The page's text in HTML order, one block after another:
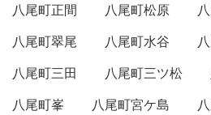
八尾町正間
八尾町松原
八尾町翠尾
八尾町水谷
八尾町三田
八尾町三ツ松
八尾町峯
八尾町宮ケ島